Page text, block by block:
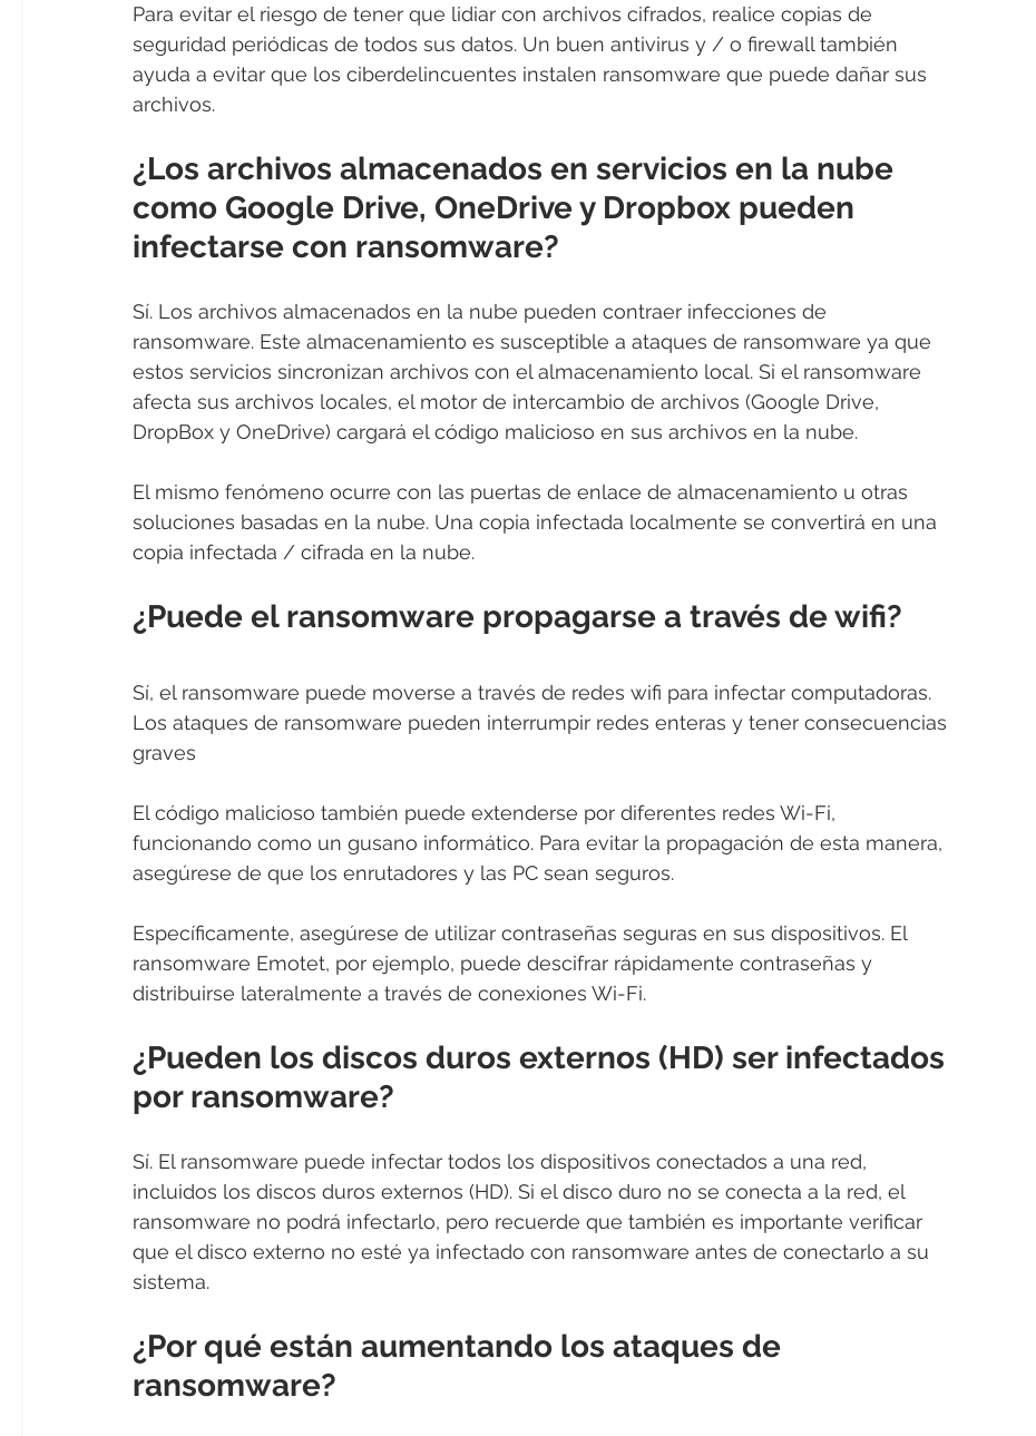
Para evitar el riesgo de tener que lidiar con archivos cifrados, realice copias de
seguridad periódicas de todos sus datos. Un buen antivirus y / o firewall también
ayuda a evitar que los ciberdelincuentes instalen ransomware que puede dañar sus
archivos.
¿Los archivos almacenados en servicios en la nube
como Google Drive, OneDrive y Dropbox pueden
infectarse con ransomware?
Sí. Los archivos almacenados en la nube pueden contraer infecciones de
ransomware. Este almacenamiento es susceptible a ataques de ransomware ya que
estos servicios sincronizan archivos con el almacenamiento local. Si el ransomware
afecta sus archivos locales, el motor de intercambio de archivos (Google Drive,
DropBox y OneDrive) cargará el código malicioso en sus archivos en la nube.
El mismo fenómeno ocurre con las puertas de enlace de almacenamiento u otras
soluciones basadas en la nube. Una copia infectada localmente se convertirá en una
copia infectada / cifrada en la nube.
¿Puede el ransomware propagarse a través de wifi?
Sí, el ransomware puede moverse a través de redes wifi para infectar computadoras.
Los ataques de ransomware pueden interrumpir redes enteras y tener consecuencias
graves
El código malicioso también puede extenderse por diferentes redes Wi-Fi,
funcionando como un gusano informático. Para evitar la propagación de esta manera,
asegúrese de que los enrutadores y las PC sean seguros.
Específicamente, asegúrese de utilizar contraseñas seguras en sus dispositivos. El
ransomware Emotet, por ejemplo, puede descifrar rápidamente contraseñas y
distribuirse lateralmente a través de conexiones Wi-Fi.
¿Pueden los discos duros externos (HD) ser infectados
por ransomware?
Sí. El ransomware puede infectar todos los dispositivos conectados a una red,
incluidos los discos duros externos (HD). Si el disco duro no se conecta a la red, el
ransomware no podrá infectarlo, pero recuerde que también es importante verificar
que el disco externo no esté ya infectado con ransomware antes de conectarlo a su
sistema.
¿Por qué están aumentando los ataques de
ransomware?